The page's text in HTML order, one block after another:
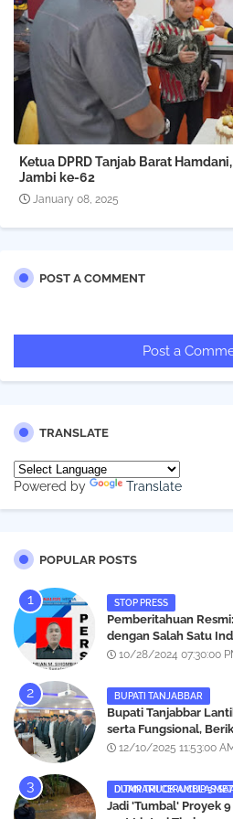
Ketua DPRD Tanjab Barat
Jambi ke-62
January 08, 2025
POST A COMMENT
Post a
TRANSLATE
Powered by Translate
POPULAR POSTS
STOP PRESS
Pemberitahuan
dengan Salah Satu
Wartawan
10/28/2024 07:30:00
BUPATI TANJABBAR
‎Bupati Tanjabbar
serta Fungsional,
12/10/2025 11:53:00
DUMP TRUCK AMBLAS SAAT LINTASI TIMBUNAN YANG DITANAMI CERUCUP 3
‎Jadi 'Tumbal' Proyek